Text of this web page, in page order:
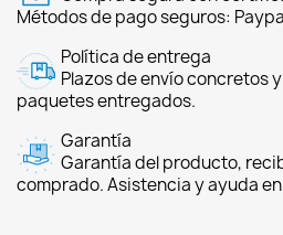
Métodos de pago seguros:
Política de entrega
Plazos de envío concretos
paquetes entregados.
Garantía
Garantía del producto,
comprado. Asistencia y ayuda